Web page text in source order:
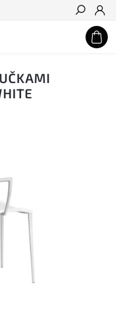
Hledat